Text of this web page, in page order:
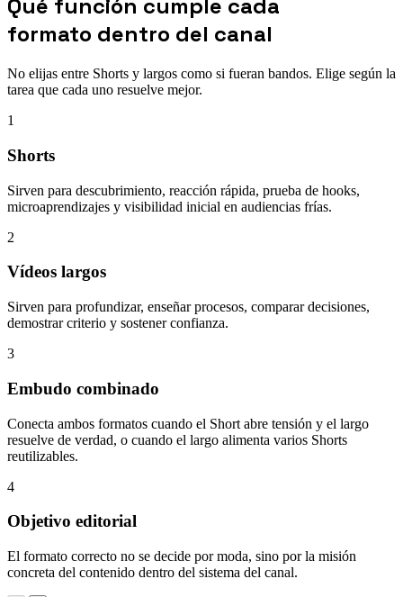
Qué función cumple cada
formato dentro del canal
No elijas entre Shorts y largos como si fueran bandos. Elige según la
tarea que cada uno resuelve mejor.
1
Shorts
Sirven para descubrimiento, reacción rápida, prueba de hooks,
microaprendizajes y visibilidad inicial en audiencias frías.
2
Vídeos largos
Sirven para profundizar, enseñar procesos, comparar decisiones,
demostrar criterio y sostener confianza.
3
Embudo combinado
Conecta ambos formatos cuando el Short abre tensión y el largo
resuelve de verdad, o cuando el largo alimenta varios Shorts
reutilizables.
4
Objetivo editorial
El formato correcto no se decide por moda, sino por la misión
concreta del contenido dentro del sistema del canal.